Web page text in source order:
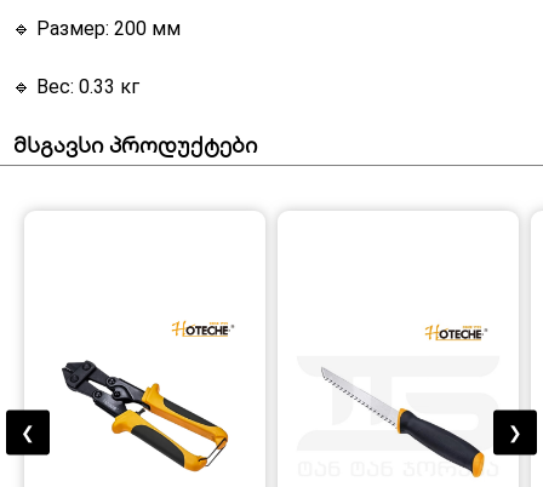
🔹 Размер: 200 мм
🔹 Вес: 0.33 кг
მსგავსი პროდუქტები
❮ ❯